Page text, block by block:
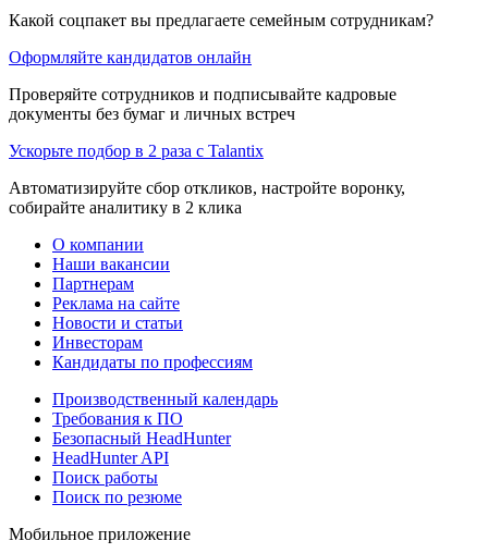
Какой соцпакет вы предлагаете семейным сотрудникам?
Оформляйте кандидатов онлайн
Проверяйте сотрудников и подписывайте кадровые
документы без бумаг и личных встреч
Ускорьте подбор в 2 раза с Talantix
Автоматизируйте сбор откликов, настройте воронку,
собирайте аналитику в 2 клика
О компании
Наши вакансии
Партнерам
Реклама на сайте
Новости и статьи
Инвесторам
Кандидаты по профессиям
Производственный календарь
Требования к ПО
Безопасный HeadHunter
HeadHunter API
Поиск работы
Поиск по резюме
Мобильное приложение